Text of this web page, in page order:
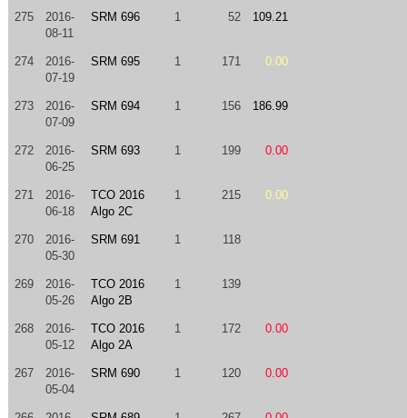
275
2016-
08-11
SRM 696 1 52 109.21
274
2016-
07-19
SRM 695 1 171 0.00
273
2016-
07-09
SRM 694 1 156 186.99
272
2016-
06-25
SRM 693 1 199 0.00
271
2016-
06-18
TCO 2016
Algo 2C
1 215 0.00
270
2016-
05-30
SRM 691 1 118
269
2016-
05-26
TCO 2016
Algo 2B
1 139
268
2016-
05-12
TCO 2016
Algo 2A
1 172 0.00
267
2016-
05-04
SRM 690 1 120 0.00